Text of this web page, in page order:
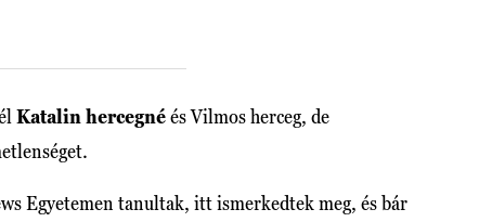
Katalin hercegnéés Vilmos herceg, de
Egyetemen tanultak, itt ismerkedtek meg, és bár